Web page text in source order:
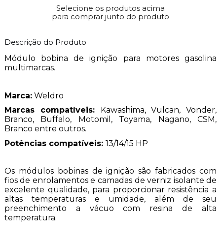
Selecione os produtos acima
para comprar junto do produto
Descrição do Produto
Módulo bobina de ignição para motores gasolina
multimarcas.
Marca:Weldro
Marcas compatíveis:
Kawashima, Vulcan, Vonder,
Branco, Buffalo, Motomil, Toyama, Nagano, CSM,
Branco entre outros.
Potências compatíveis: 13/14/15 HP
Os módulos bobinas de ignição são fabricados com
fios de enrolamentos e camadas de verniz isolante de
excelente qualidade, para proporcionar resistência a
altas temperaturas e umidade, além de seu
preenchimento a vácuo com resina de alta
temperatura.